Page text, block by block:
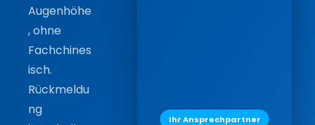
Augenhöhe
, ohne
Fachchines
isch.
Rückmeldu
ng
Ihr Ansprechpartner